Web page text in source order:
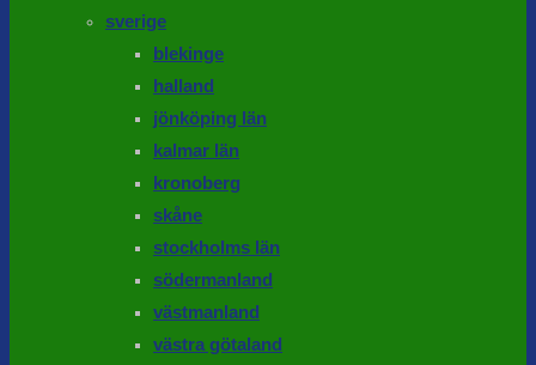
sverige
blekinge
halland
jönköping län
kalmar län
kronoberg
skåne
stockholms län
södermanland
västmanland
västra götaland